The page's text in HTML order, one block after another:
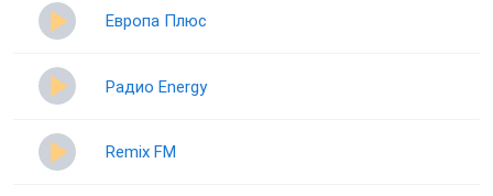
Европа Плюс
Радио Energy
Remix FM